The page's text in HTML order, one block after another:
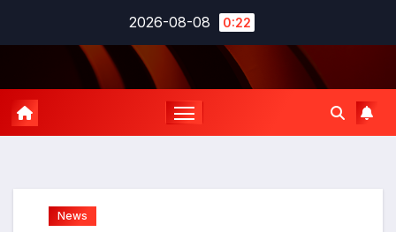
2026-08-08 0:22
News